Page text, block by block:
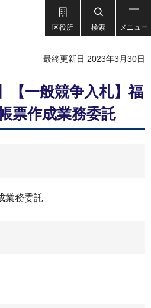
区役所 検索 メニュー
最終更新日 2023年3月30日
【一般競争入札】福
票作成業務委託
業務委託